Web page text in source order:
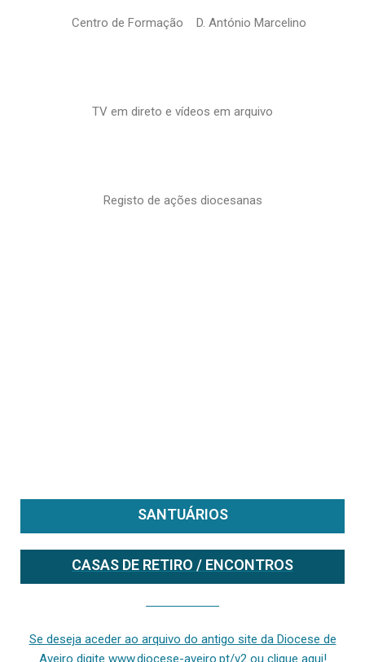
Centro de Formação D. António Marcelino
TV em direto e vídeos em arquivo
Registo de ações diocesanas
SANTUÁRIOS
CASAS DE RETIRO / ENCONTROS
Se deseja aceder ao arquivo do antigo site da Diocese de
Aveiro digite www.diocese-aveiro.pt/v2 ou clique aqui!